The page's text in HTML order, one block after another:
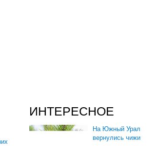
ИНТЕРЕСНОЕ
На Южный Урал
вернулись чижи